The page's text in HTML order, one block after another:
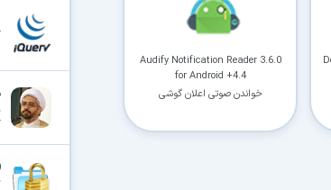
Audify Notification Reader 3.6.0
for Android +4.4
خواندن صوتی اعلان گوشی